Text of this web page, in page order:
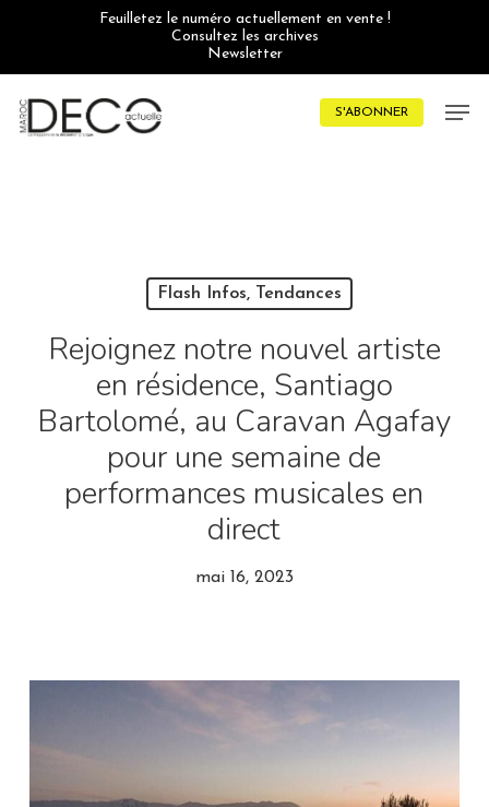
Feuilletez le numéro actuellement en vente !
Consultez les archives
Newsletter
S'ABONNER
Flash Infos, Tendances
Rejoignez notre nouvel artiste
en résidence, Santiago
Bartolomé, au Caravan Agafay
pour une semaine de
performances musicales en
direct
mai 16, 2023